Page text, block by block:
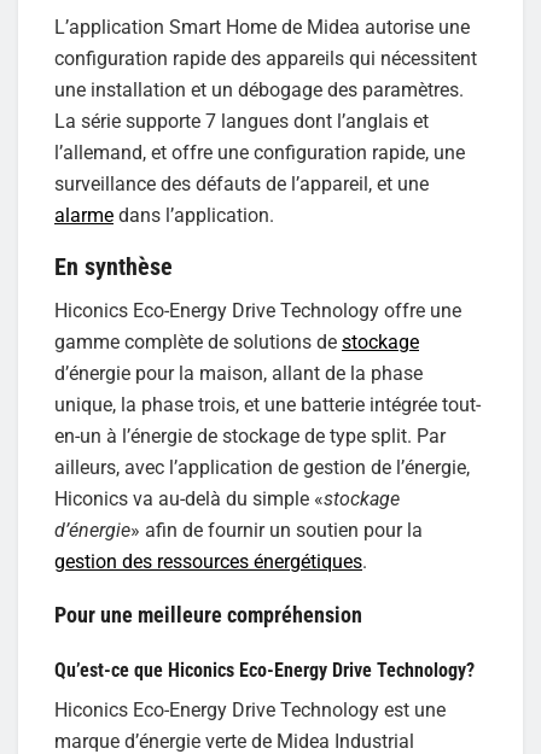
L’application Smart Home de Midea autorise une
configuration rapide des appareils qui nécessitent
une installation et un débogage des paramètres.
La série supporte 7 langues dont l’anglais et
l’allemand, et offre une configuration rapide, une
surveillance des défauts de l’appareil, et une
alarme dans l’application.
En synthèse
Hiconics Eco-Energy Drive Technology offre une
gamme complète de solutions de stockage
d’énergie pour la maison, allant de la phase
unique, la phase trois, et une batterie intégrée tout-
en-un à l’énergie de stockage de type split. Par
ailleurs, avec l’application de gestion de l’énergie,
Hiconics va au-delà du simple «stockage
d’énergie» afin de fournir un soutien pour la
gestion des ressources énergétiques.
Pour une meilleure compréhension
Qu’est-ce que Hiconics Eco-Energy Drive Technology?
Hiconics Eco-Energy Drive Technology est une
marque d’énergie verte de Midea Industrial